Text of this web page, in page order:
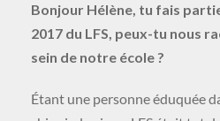
Bonjour Hélène, tu fais
2017 du LFS, peux-tu nous
sein de notre école ?
Étant une personne éduquée